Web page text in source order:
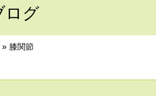
ログ
» 膝関節